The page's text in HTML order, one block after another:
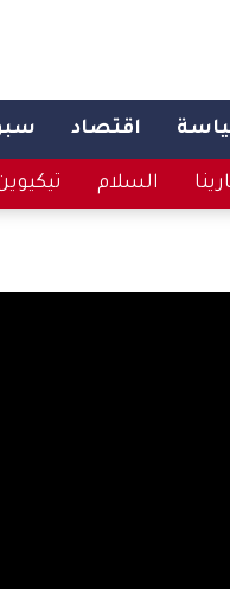
اقتصاد
السلام